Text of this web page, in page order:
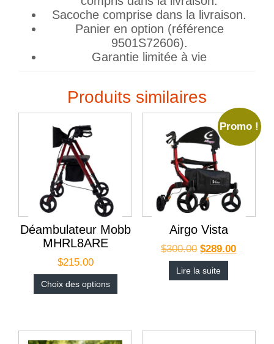
Sacoche comprise dans la livraison.
Panier en option (référence
9501S72606).
Garantie limitée à vie
Produits similaires
Déambulateur Mobb
MHRL8ARE
$215.00
Choix des options
Promo !
Airgo Vista
$300.00 $289.00
Lire la suite